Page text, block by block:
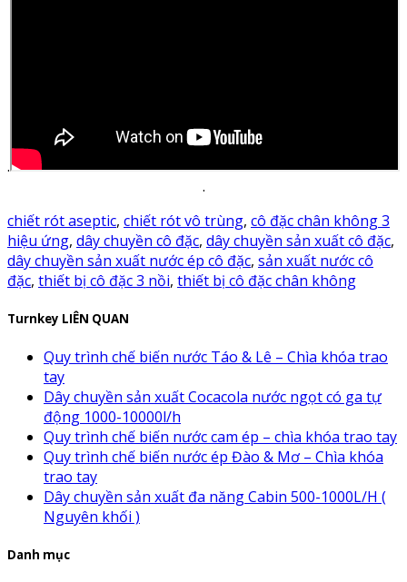
.
.
chiết rót aseptic, chiết rót vô trùng, cô đặc chân không 3
hiệu ứng, dây chuyền cô đặc, dây chuyền sản xuất cô đặc,
dây chuyền sản xuất nước ép cô đặc, sản xuất nước cô
đặc, thiết bị cô đặc 3 nồi, thiết bị cô đặc chân không
Turnkey LIÊN QUAN
Quy trình chế biến nước Táo & Lê – Chìa khóa trao
tay
Dây chuyền sản xuất Cocacola nước ngọt có ga tự
động 1000-10000l/h
Quy trình chế biến nước cam ép – chìa khóa trao tay
Quy trình chế biến nước ép Đào & Mơ – Chìa khóa
trao tay
Dây chuyền sản xuất đa năng Cabin 500-1000L/H (
Nguyên khối )
Danh mục